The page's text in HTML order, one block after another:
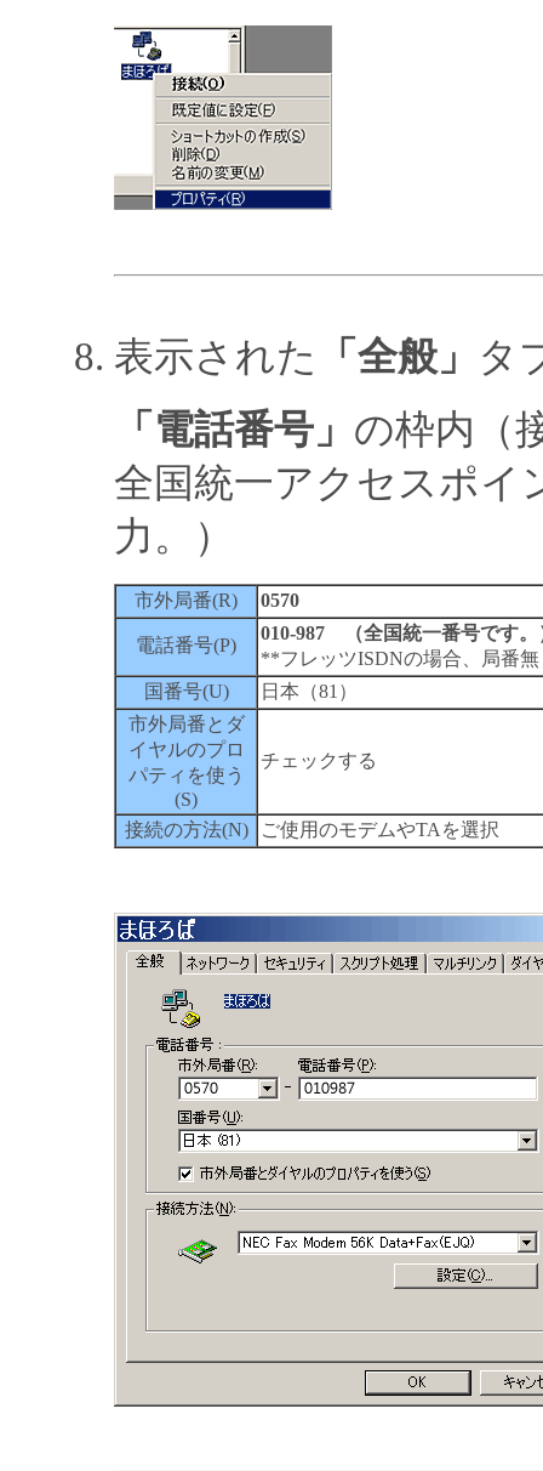
表示された 「全般」
タ
「電話番号」 の枠内（
全国統一アクセスポイ
力。）
市外局番(R) 0570
電話番号(P)
010-987 （全国統一番号です。
**フレッツISDNの場合、局番無
国番号(U)
日本（81）
市外局番とダ
イヤルのプロ
パティを使う
(S)
チェックする
接続の方法(N) ご使用のモデムやTAを選択